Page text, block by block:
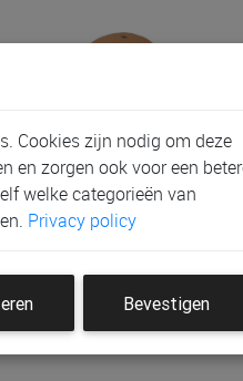
Fietshelm Liewood Hilary,
Maat: 44-48 Cm
Cookies zijn nodig om deze
en zorgen ook voor een
welke categorieën van
Privacy policy
Bevestigen